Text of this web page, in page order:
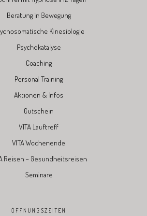
Beratung in Bewegung
Kinesiologie
Psychokatalyse
Coaching
Personal Training
Aktionen & Infos
Gutschein
VITA Lauftreff
VITA Wochenende
Reisen – Gesundheitsreisen
Seminare
ÖFFNUNGSZEITEN